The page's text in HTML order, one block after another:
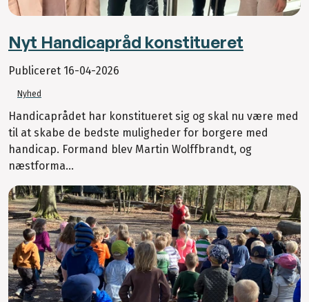
Nyt Handicapråd konstitueret
Publiceret 16-04-2026
Nyhed
Handicaprådet har konstitueret sig og skal nu være med
til at skabe de bedste muligheder for borgere med
handicap. Formand blev Martin Wolffbrandt, og
næstforma...